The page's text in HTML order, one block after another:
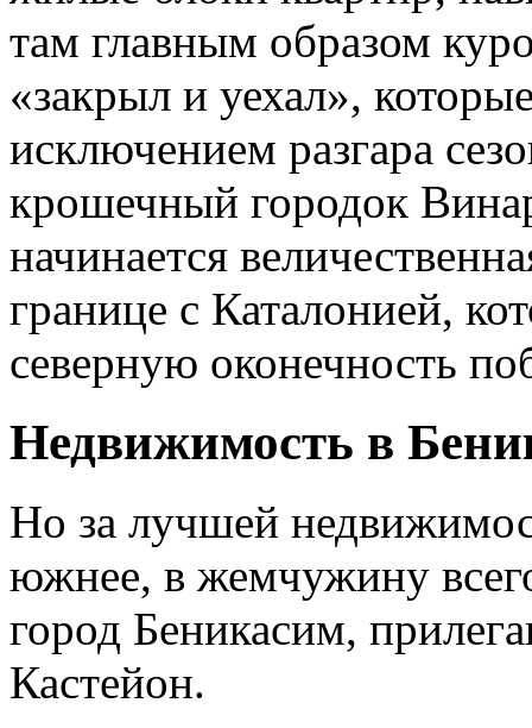
там главным образом
«закрыл и уехал»,
исключением разгара
крошечный городок
начинается
границе с Каталонией,
северную оконечность
Недвижимость в
Но за лучшей
южнее, в жемчужину
город Беникасим,
Кастейон.